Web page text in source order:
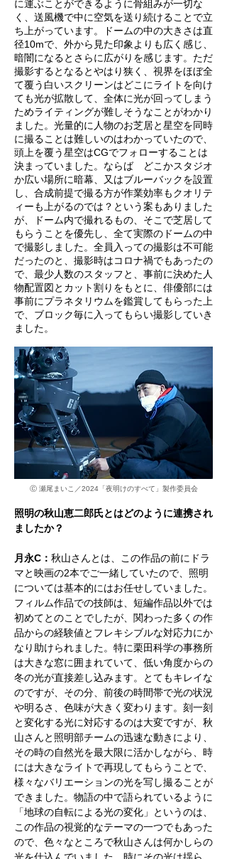
に運ぶことができるように骨組みが一切な
く、送風機で中に空気を送り続けることで立
ち上がっています。ドームの中の大きさは直
径10mで、外から見た印象よりも広く感じ、
暗闇になるとさらに広がりを感じます。ただ
撮影するとなるとやはり狭く、視界をほぼ全
て覆う白いスクリーンはどこにライトを向け
ても光が拡散して、全体に光が回ってしまう
ためライティングが難しそうなことがわかり
ました。光量的に人物のお芝居と星空を同時
に撮ることは難しいのはわかっていたので、
頭上を覆う星空はCGでフォローすることは
決まっていました。ならば どこかスタジオ
か広い場所に暗幕、又はブルーバックを設置
し、合成前提で撮る方が作業効率もクオリテ
ィーも上がるのでは？という案もありました
が、ドーム内で撮れるもの、そこで芝居して
もらうことを優先し、全て実際のドームの中
で撮影しました。全員入っての撮影は不可能
だったのと、撮影時はコロナ禍でもあったの
で、最少人数のスタッフと、事前に決めた人
物配置図とカット割りをもとに、俳優部には
事前にプラネタリウムを鑑賞してもらった上
で、ブロック毎に入ってもらい撮影していき
ました。
Ⓒ 瀬尾まいこ／2024「夜明けのすべて」製作委員会
照明の秋山恵二郎氏とはどのように連携され
ましたか？
月永C： 秋山さんとは、この作品の前にドラ
マと映画の2本でご一緒していたので、照明
については基本的にはお任せしていました。
フィルム作品での技師は、短編作品以外では
初めてとのことでしたが、関わった多くの作
品からの経験値とフレキシブルな対応力にか
なり助けられました。特に栗田科学の事務所
は大きな窓に囲まれていて、低い角度からの
冬の光が直接差し込みます。とてもキレイな
のですが、その分、前後の時間帯で光の状況
や明るさ、色味が大きく変わります。刻一刻
と変化する光に対応するのは大変ですが、秋
山さんと照明部チームの迅速な動きにより、
その時の自然光を最大限に活かしながら、時
には大きなライトで再現してもらうことで、
様々なバリエーションの光を写し撮ることが
できました。物語の中で語られているように
「地球の自転による光の変化」というのは、
この作品の視覚的なテーマの一つでもあった
ので、色々なところで秋山さんは何かしらの